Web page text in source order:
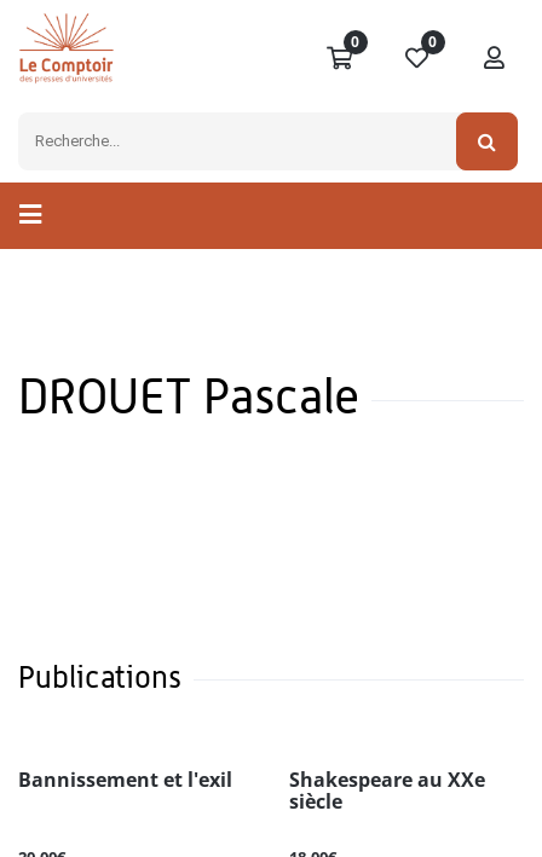
0 0
DROUET Pascale
Publications
Bannissement et l'exil
Shakespeare au XXe
siècle